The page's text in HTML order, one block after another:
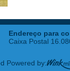
Endereço para
Caixa Postal
Powered by: